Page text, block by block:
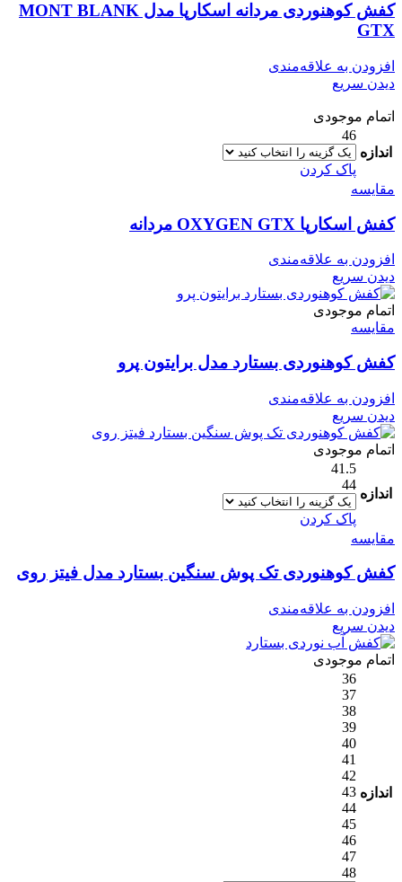
کفش کوهنوردی مردانه اسکارپا مدل MONT BLANK
GTX
افزودن به علاقه‌مندی
دیدن سریع
اتمام موجودی
اندازه
46
پاک کردن
مقایسه
کفش اسکارپا OXYGEN GTX مردانه
افزودن به علاقه‌مندی
دیدن سریع
اتمام موجودی
مقایسه
کفش کوهنوردی بستارد مدل برایتون پرو
افزودن به علاقه‌مندی
دیدن سریع
اتمام موجودی
اندازه
41.5
44
پاک کردن
مقایسه
کفش کوهنوردی تک پوش سنگین بستارد مدل فیتز روی
افزودن به علاقه‌مندی
دیدن سریع
اتمام موجودی
اندازه
36
37
38
39
40
41
42
43
44
45
46
47
48